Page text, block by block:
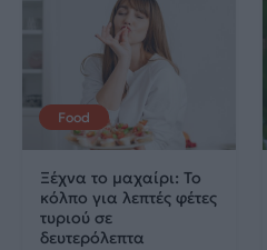
Food
Ξέχνα το μαχαίρι: Το
κόλπο για λεπτές φέτες
τυριού σε
δευτερόλεπτα